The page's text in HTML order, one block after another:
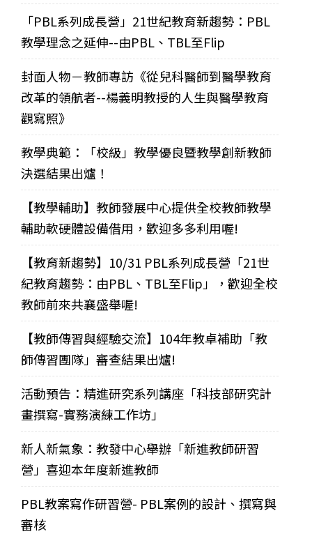
「PBL系列成長營」21世紀教育新趨勢：PBL
教學理念之延伸--由PBL、TBL至Flip
封面人物－教師專訪《從兒科醫師到醫學教育
改革的領航者--楊義明教授的人生與醫學教育
觀寫照》
教學典範：「校級」教學優良暨教學創新教師
決選結果出爐！
【教學輔助】教師發展中心提供全校教師教學
輔助軟硬體設備借用，歡迎多多利用喔!
【教育新趨勢】10/31 PBL系列成長營「21世
紀教育趨勢：由PBL、TBL至Flip」，歡迎全校
教師前來共襄盛舉喔!
【教師傳習與經驗交流】104年教卓補助「教
師傳習團隊」審查結果出爐!
活動預告：精進研究系列講座「科技部研究計
畫撰寫-實務演練工作坊」
新人新氣象：教發中心舉辦「新進教師研習
營」喜迎本年度新進教師
PBL教案寫作研習營- PBL案例的設計、撰寫與
審核